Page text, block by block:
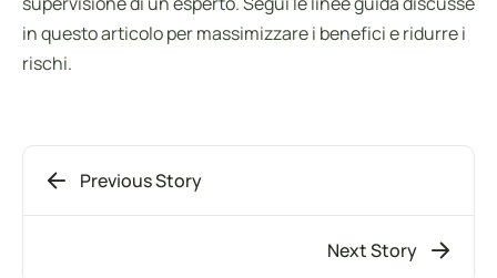
in questo articolo per massimizzare i benefici e ridurre i
rischi.
Previous Story
Next Story